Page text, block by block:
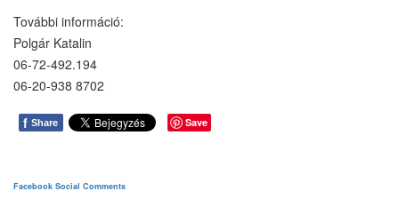
További információ:
Polgár Katalin
06-72-492.194
06-20-938 8702
f Share Save
Facebook Social Comments